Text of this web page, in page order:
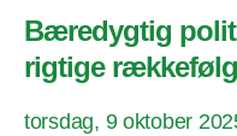
Bæredygtig
rigtige
torsdag, 9 oktober